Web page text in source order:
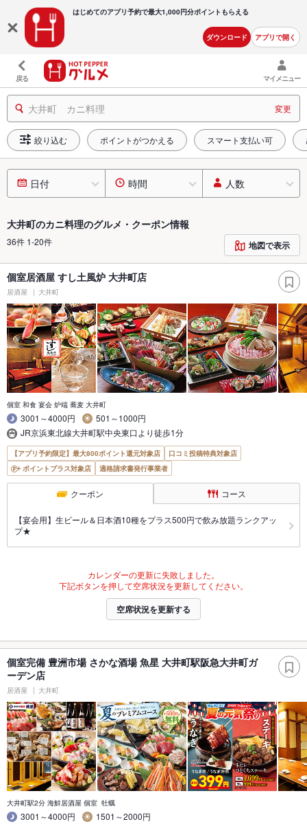
はじめてのアプリ予約で最大1,000円分ポイントもらえる
ダウンロード アプリで開く
戻る マイメニュー
大井町 カニ料理 変更
絞り込む ポイントがつかえる スマート支払い可
日付 時間 人数
大井町のカニ料理のグルメ・クーポン情報
36件 1-20件 地図で表示
個室居酒屋 すし土風炉 大井町店
居酒屋 大井町
個室 和食 宴会 炉端 蕎麦 大井町
3001～4000円
501～1000円
JR京浜東北線大井町駅中央東口より徒歩1分
【アプリ予約限定】最大800ポイント還元対象店
口コミ投稿特典対象店
ポイントプラス対象店
適格請求書発行事業者
クーポン コース
【宴会用】生ビール＆日本酒10種をプラス500円で飲み放題ランクアッ
プ★
カレンダーの更新に失敗しました。
下記ボタンを押して空席状況を更新してください。
空席状況を更新する
個室完備 豊洲市場 さかな酒場 魚星 大井町駅阪急大井町ガ
ーデン店
居酒屋 大井町
大井町駅2分 海鮮居酒屋 個室 牡蠣
3001～4000円
1501～2000円